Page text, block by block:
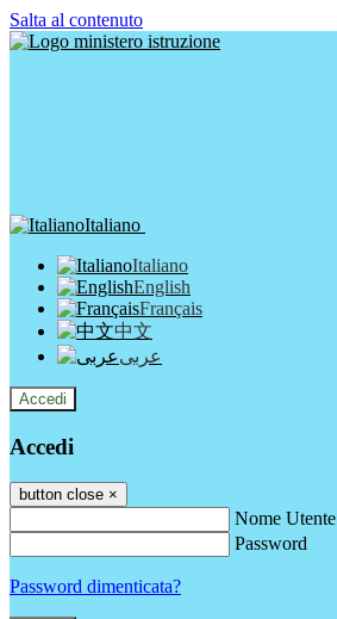
Salta al contenuto
Italiano
Italiano
English
Français
中文
عربى
Accedi
Accedi
button close ×
Nome Utente
Password
Password dimenticata?